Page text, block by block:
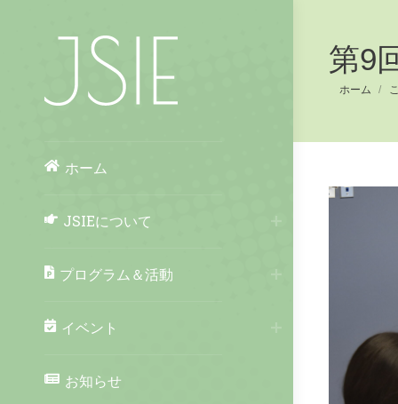
ホーム
JSIEについて
プログラム＆活動
イベント
お知らせ
第9
You are
ホーム